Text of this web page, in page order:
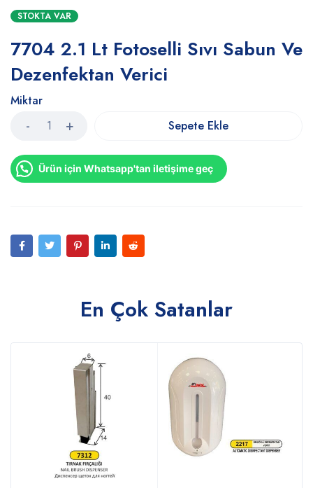
STOKTA VAR
7704 2.1 Lt Fotoselli Sıvı Sabun Ve
Dezenfektan Verici
Miktar
Sepete Ekle
Ürün için Whatsapp'tan iletişime geç
En Çok Satanlar